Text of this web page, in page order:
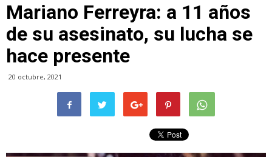
Mariano Ferreyra: a 11 años
de su asesinato, su lucha se
hace presente
20 octubre, 2021